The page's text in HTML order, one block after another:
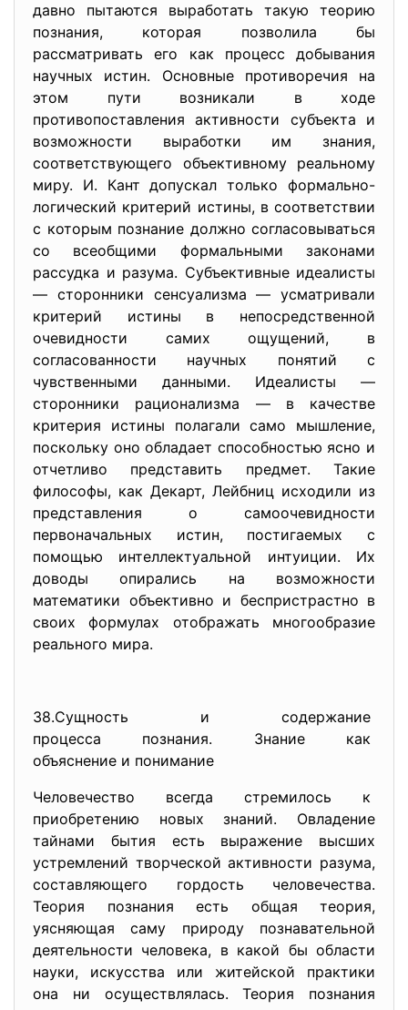
давно пытаются выработать такую теорию
познания, которая позволила бы
рассматривать его как процесс добывания
научных истин. Основные противоречия на
этом пути возникали в ходе
противопоставления активности субъекта и
возможности выработки им знания,
соответствующего объективному реальному
миру. И. Кант допускал только формально-
логический критерий истины, в соответствии
с которым познание должно согласовываться
со всеобщими формальными законами
рассудка и разума. Субъективные идеалисты
— сторонники сенсуализма — усматривали
критерий истины в непосредственной
очевидности самих ощущений, в
согласованности научных понятий с
чувственными данными. Идеалисты —
сторонники рационализма — в качестве
критерия истины полагали само мышление,
поскольку оно обладает способностью ясно и
отчетливо представить предмет. Такие
философы, как Декарт, Лейбниц исходили из
представления о самоочевидности
первоначальных истин, постигаемых с
помощью интеллектуальной интуиции. Их
доводы опирались на возможности
математики объективно и беспристрастно в
своих формулах отображать многообразие
реального мира.
38.Сущность и содержание
процесса познания. Знание как
объяснение и понимание
Человечество всегда стремилось к
приобретению новых знаний. Овладение
тайнами бытия есть выражение высших
устремлений творческой активности разума,
составляющего гордость человечества.
Теория познания есть общая теория,
уясняющая саму природу познавательной
деятельности человека, в какой бы области
науки, искусства или житейской практики
она ни осуществлялась. Теория познания